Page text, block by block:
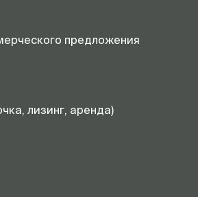
предложения
лизинг, аренда)